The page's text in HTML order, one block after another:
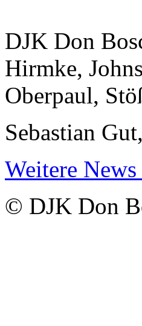
DJK Don
Hirmke,
Oberpaul,
Sebastian
Weitere News
© DJK Don